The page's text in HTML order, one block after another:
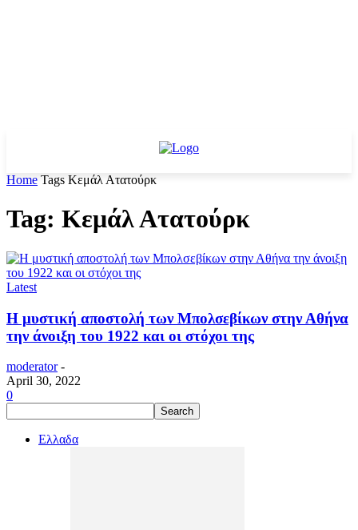
Home Tags Κεμάλ Ατατούρκ
Tag: Κεμάλ Ατατούρκ
Latest
Η μυστική αποστολή των Μπολσεβίκων στην Αθήνα
την άνοιξη του 1922 και οι στόχοι της
moderator -
April 30, 2022
0
Ελλαδα